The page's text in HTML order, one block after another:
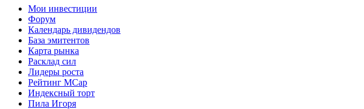
Мои инвестиции
Форум
Календарь дивидендов
База эмитентов
Карта рынка
Расклад сил
Лидеры роста
Рейтинг MCap
Индексный торт
Пила Игоря